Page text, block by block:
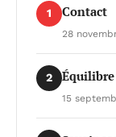
1 Contact
28
2
15